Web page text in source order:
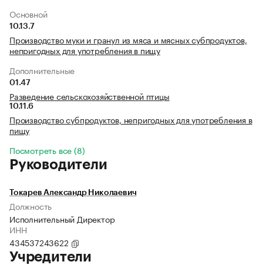
Основной
10.13.7
Производство муки и гранул из мяса и мясных субпродуктов,
непригодных для употребления в пищу
Дополнительные
01.47
Разведение сельскохозяйственной птицы
10.11.6
Производство субпродуктов, непригодных для употребления в
пищу
Посмотреть все (8)
Руководители
Токарев Александр Николаевич
Должность
Исполнительный Директор
ИНН
434537243622
Учредители